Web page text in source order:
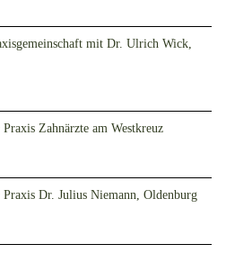
mit Dr. Ulrich Wick,
Zahnärzte am Westkreuz
Dr. Julius Niemann, Oldenburg